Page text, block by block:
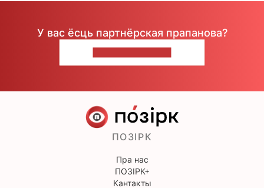
У вас ёсць партнёрская прапанова?
ПОЗІРК
Пра нас
ПОЗІРК+
Кантакты